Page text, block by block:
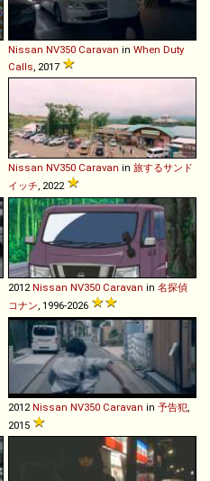
Nissan NV350 Caravan in When Duty
Calls , 2017
Nissan NV350 Caravan in 旅するサンド
イッチ , 2022
2012 Nissan NV350 Caravan in 名探偵
コナン , 1996-2026
2012 Nissan NV350 Caravan in 予告犯
2015